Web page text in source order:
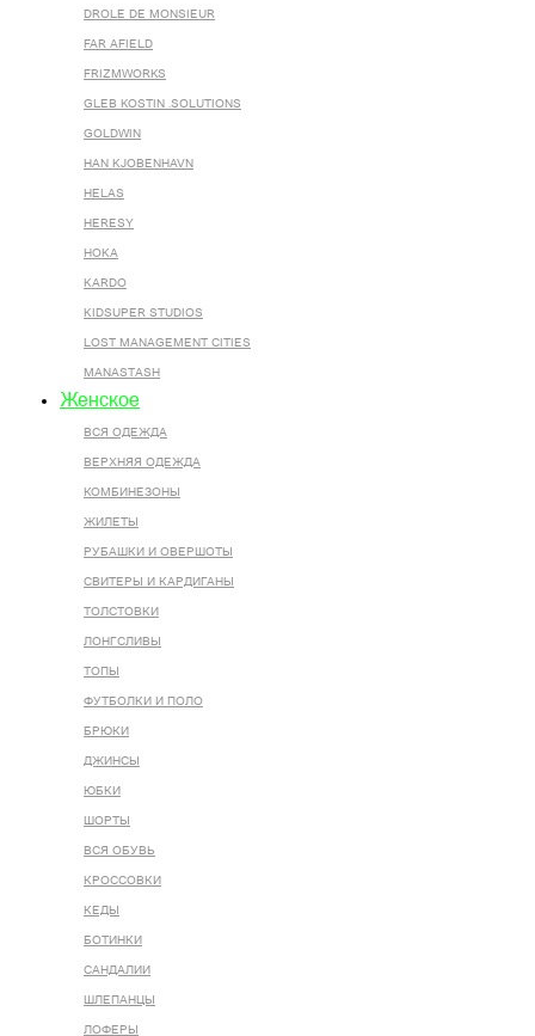
DROLE DE MONSIEUR
FAR AFIELD
FRIZMWORKS
GLEB KOSTIN .SOLUTIONS
GOLDWIN
HAN KJOBENHAVN
HELAS
HERESY
HOKA
KARDO
KIDSUPER STUDIOS
LOST MANAGEMENT CITIES
MANASTASH
Женское
ВСЯ ОДЕЖДА
ВЕРХНЯЯ ОДЕЖДА
КОМБИНЕЗОНЫ
ЖИЛЕТЫ
РУБАШКИ И ОВЕРШОТЫ
СВИТЕРЫ И КАРДИГАНЫ
ТОЛСТОВКИ
ЛОНГСЛИВЫ
ТОПЫ
ФУТБОЛКИ И ПОЛО
БРЮКИ
ДЖИНСЫ
ЮБКИ
ШОРТЫ
ВСЯ ОБУВЬ
КРОССОВКИ
КЕДЫ
БОТИНКИ
САНДАЛИИ
ШЛЕПАНЦЫ
ЛОФЕРЫ